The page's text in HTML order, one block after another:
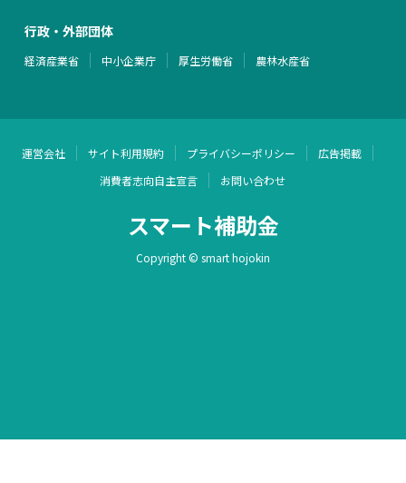
行政・外部団体
経済産業省 中小企業庁 厚生労働省 農林水産省
運営会社 サイト利用規約 プライバシーポリシー
広告掲載
消費者志向自主宣言
お問い合わせ
スマート補助金
Copyright © smart hojokin